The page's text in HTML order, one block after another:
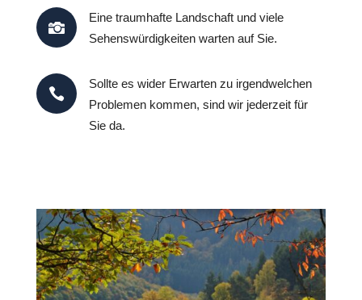

Eine traumhafte Landschaft und viele
Sehenswürdigkeiten warten auf Sie.

Sollte es wider Erwarten zu irgendwelchen
Problemen kommen, sind wir jederzeit für
Sie da.